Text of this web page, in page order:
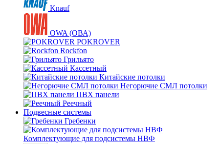
Knauf
OWA (ОВА)
POKROVER
Rockfon
Грильято
Кассетный
Китайские потолки
Негорючие СМЛ потолки
ПВХ панели
Реечный
Подвесные системы
Гребенки
Комплектующие для подсистемы НВФ